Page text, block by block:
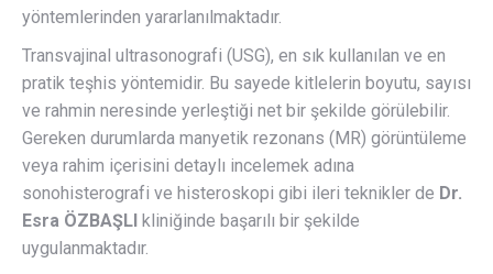
yöntemlerinden yararlanılmaktadır.
Transvajinal ultrasonografi (USG), en sık kullanılan ve en
pratik teşhis yöntemidir. Bu sayede kitlelerin boyutu, sayısı
ve rahmin neresinde yerleştiği net bir şekilde görülebilir.
Gereken durumlarda manyetik rezonans (MR) görüntüleme
veya rahim içerisini detaylı incelemek adına
sonohisterografi ve histeroskopi gibi ileri teknikler de Dr.
Esra ÖZBAŞLI kliniğinde başarılı bir şekilde
uygulanmaktadır.